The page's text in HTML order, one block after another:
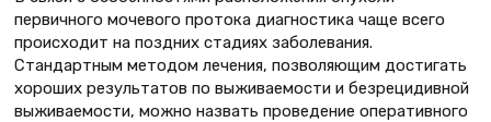
первичного мочевого протока диагностика чаще всего
происходит на поздних стадиях заболевания.
Стандартным методом лечения, позволяющим достигать
хороших результатов по выживаемости и безрецидивной
выживаемости, можно назвать проведение оперативного